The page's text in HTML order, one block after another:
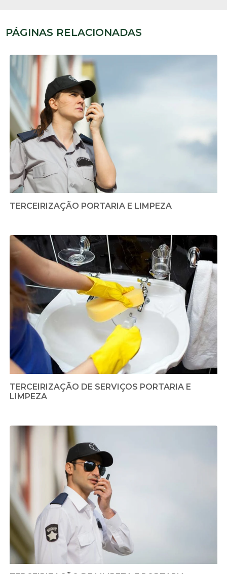
PÁGINAS RELACIONADAS
TERCEIRIZAÇÃO PORTARIA E LIMPEZA
TERCEIRIZAÇÃO DE SERVIÇOS PORTARIA E
LIMPEZA